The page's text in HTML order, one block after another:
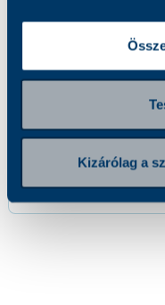
Kizárólag a
Trichomonas
tenyésztés